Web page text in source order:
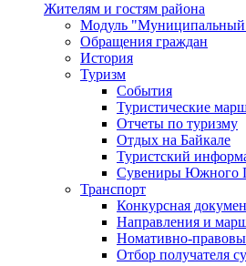
Жителям и гостям района
Модуль "Муниципальный
Обращения граждан
История
Туризм
События
Туристические
Отчеты по туризму
Отдых на Байкале
Туристский
Сувениры Южного
Транспорт
Конкурсная
Направления и
Номативно-
Отбор получателя